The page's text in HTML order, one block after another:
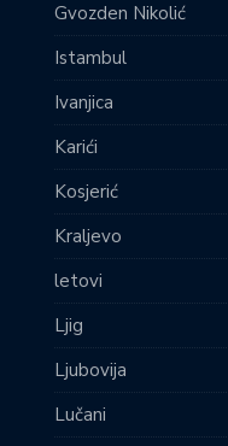
Gvozden Nikolić
Istambul
Ivanjica
Karići
Kosjerić
Kraljevo
letovi
Ljig
Ljubovija
Lučani